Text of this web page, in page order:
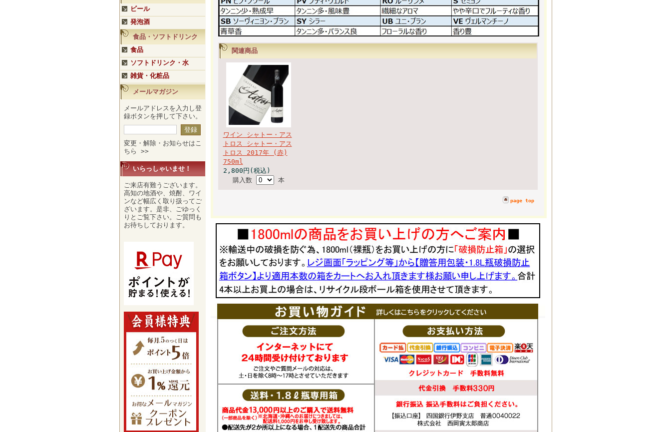
ビール
発泡酒
食品・ソフトドリンク
食品
ソフトドリンク・水
雑貨・化粧品
メールマガジン
メールアドレスを入力し登
録ボタンを押して下さい。
変更・解除・お知らせはこ
ちら >>
いらっしゃいませ！
ご来店有難うございます。
高知の地酒や、焼酎、ワイ
ンなど幅広く取り扱ってご
ざいます。是非、ごゆっく
りとご覧下さい。ご質問も
お待ちしております。
関連商品
ワイン シャトー・アス
トロス シャトー・アス
トロス 2017年 (赤)
750ml
2,800円(税込)
購入数
本
page top